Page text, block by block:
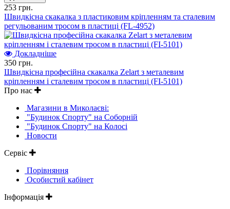
253 грн.
Швидкісна скакалка з пластиковим кріпленням та сталевим
регульованим тросом в пластиці (FL-4952)
Докладніше
350 грн.
Швидкісна професійна скакалка Zelart з металевим
кріпленням і сталевим тросом в пластиці (FI-5101)
Про нас
Магазини в Миколаєві:
"Будинок Спорту" на Соборній
"Будинок Спорту" на Колосі
Новости
Сервіс
Порівняння
Особистий кабінет
Інформація